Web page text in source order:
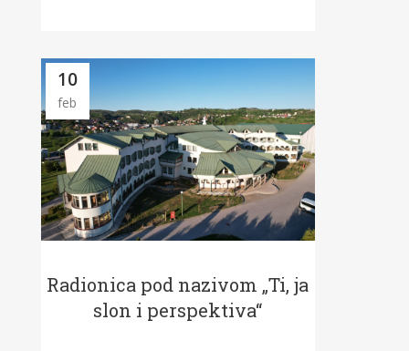
10
feb
Radionica pod nazivom „Ti, ja
slon i perspektiva“